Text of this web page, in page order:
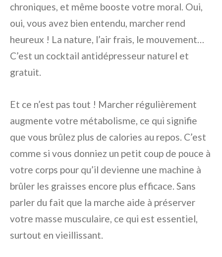
chroniques, et même booste votre moral. Oui,
oui, vous avez bien entendu, marcher rend
heureux ! La nature, l’air frais, le mouvement…
C’est un cocktail antidépresseur naturel et
gratuit.
Et ce n’est pas tout ! Marcher régulièrement
augmente votre métabolisme, ce qui signifie
que vous brûlez plus de calories au repos. C’est
comme si vous donniez un petit coup de pouce à
votre corps pour qu’il devienne une machine à
brûler les graisses encore plus efficace. Sans
parler du fait que la marche aide à préserver
votre masse musculaire, ce qui est essentiel,
surtout en vieillissant.